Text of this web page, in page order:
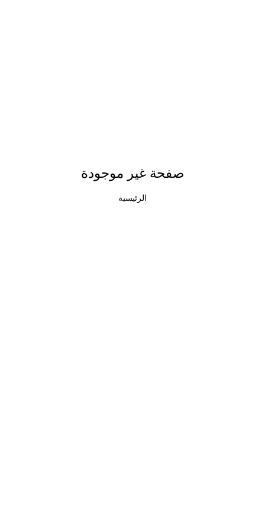
صفحة غير موجودة
الرئيسية